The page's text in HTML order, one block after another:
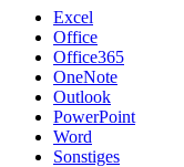
Excel
Office
Office365
OneNote
Outlook
PowerPoint
Word
Sonstiges